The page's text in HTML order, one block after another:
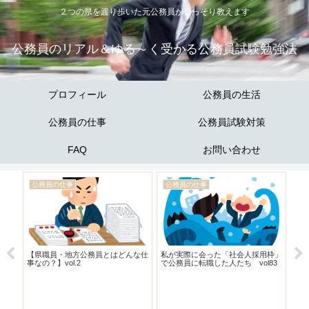
２つの県を渡り歩いた元公務員がこっそり教えます
公務員のリアル＆ゆる～く受かる公務員試験勉強法
プロフィール 公務員の生活
公務員の仕事 公務員試験対策
FAQ お問い合わせ
て
公務員の仕事
【県職員・地方公務員とはどんな仕
事なの？】vol.2
公務員の仕事
私が実際に会った「社会人採用枠」
で公務員に転職した人たち vol83
地